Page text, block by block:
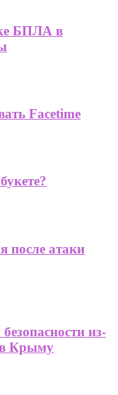
БПЛА в
Facetime
после атаки
из-
в Крыму